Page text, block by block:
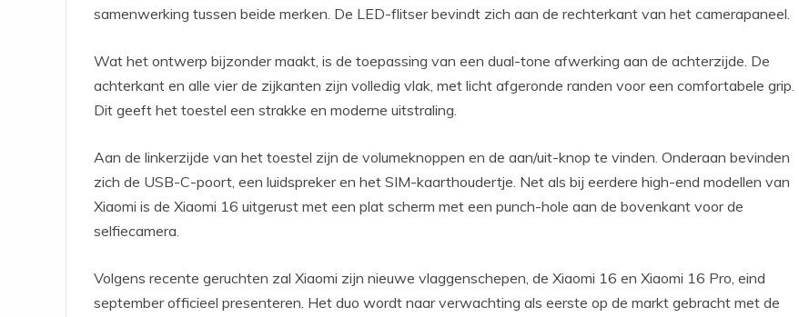
samenwerking tussen beide merken. De LED-flitser bevindt zich aan de rechterkant van het camerapaneel.
Wat het ontwerp bijzonder maakt, is de toepassing van een dual-tone afwerking aan de achterzijde. De
achterkant en alle vier de zijkanten zijn volledig vlak, met licht afgeronde randen voor een comfortabele grip.
Dit geeft het toestel een strakke en moderne uitstraling.
Aan de linkerzijde van het toestel zijn de volumeknoppen en de aan/uit-knop te vinden. Onderaan bevinden
zich de USB-C-poort, een luidspreker en het SIM-kaarthoudertje. Net als bij eerdere high-end modellen van
Xiaomi is de Xiaomi 16 uitgerust met een plat scherm met een punch-hole aan de bovenkant voor de
selfiecamera.
Volgens recente geruchten zal Xiaomi zijn nieuwe vlaggenschepen, de Xiaomi 16 en Xiaomi 16 Pro, eind
september officieel presenteren. Het duo wordt naar verwachting als eerste op de markt gebracht met de